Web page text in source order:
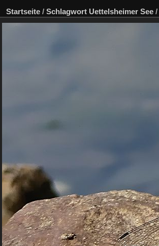
Startseite / Schlagwort Uettelsheimer See /